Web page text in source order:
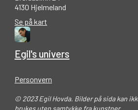
4130 Hjelmeland
Se på kart
Egil's univers
Personvern
© 2023 Egil Hovda. Bilder på sida kan